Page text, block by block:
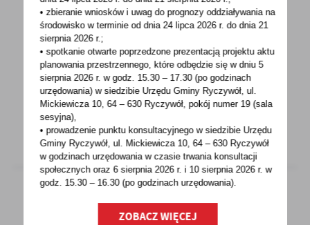
WÓJT GMINY RYCZYWÓŁ ZAPRASZA DO
KONSULTACJI
Na podstawie Uchwały Nr XXXIV/273/2010 Rady
Gminy Ryczywół z dnia 20 października 2010r.
w sprawie...
• zbieranie wniosków i uwag do prognozy oddziaływania na
środowisko w terminie od dnia 24 lipca 2026 r. do dnia 21
sierpnia 2026 r.;
• spotkanie otwarte poprzedzone prezentacją projektu aktu
planowania przestrzennego, które odbędzie się w dniu 5
sierpnia 2026 r.w godz. 15.30 – 17.30 (po godzinach
urzędowania) w siedzibie Urzędu Gminy Ryczywół, ul.
Mickiewicza 10, 64 – 630 Ryczywół, pokójnumer 19 (sala
sesyjna),
• prowadzenie punktu konsultacyjnego w siedzibie Urzędu
Gminy Ryczywół, ul. Mickiewicza 10, 64 – 630 Ryczywół
w godzinachurzędowania w czasie trwania konsultacji
społecznych oraz 6 sierpnia 2026 r. i 10 sierpnia 2026 r. w
godz. 15.30 – 16.30 (po godzinachurzędowania).
ZOBACZ WIĘCEJ